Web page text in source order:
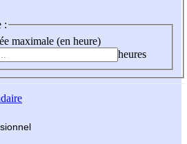
:
maximale (en heure)
heures